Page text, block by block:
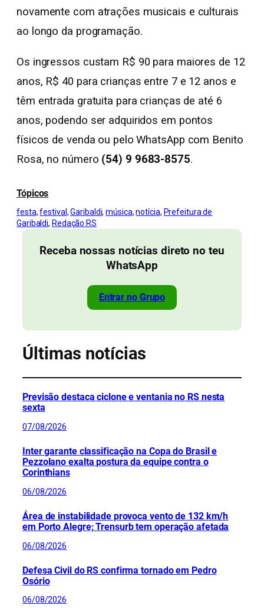
novamente com atrações musicais e culturais
ao longo da programação.
Os ingressos custam R$ 90 para maiores de 12
anos, R$ 40 para crianças entre 7 e 12 anos e
têm entrada gratuita para crianças de até 6
anos, podendo ser adquiridos em pontos
físicos de venda ou pelo WhatsApp com Benito
Rosa, no número (54) 9 9683-8575.
Tópicos
festa, festival , Garibaldi, música, notícia, Prefeitura de
Garibaldi, Redação RS
Receba nossas notícias direto no teu
WhatsApp
Entrar no Grupo
Últimas notícias
Previsão destaca ciclone e ventania no RS nesta
sexta
07/08/2026
Inter garante classificação na Copa do Brasil e
Pezzolano exalta postura da equipe contra o
Corinthians
06/08/2026
Área de instabilidade provoca vento de 132 km/h
em Porto Alegre; Trensurb tem operação afetada
06/08/2026
Defesa Civil do RS confirma tornado em Pedro
Osório
06/08/2026